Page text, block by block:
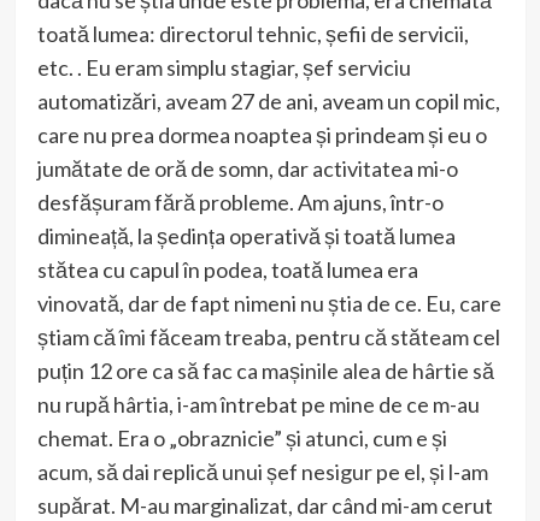
toată lumea: directorul tehnic, șefii de servicii,
etc. . Eu eram simplu stagiar, șef serviciu
automatizări, aveam 27 de ani, aveam un copil mic,
care nu prea dormea noaptea și prindeam și eu o
jumătate de oră de somn, dar activitatea mi-o
desfășuram fără probleme. Am ajuns, într-o
dimineață, la ședința operativă și toată lumea
stătea cu capul în podea, toată lumea era
vinovată, dar de fapt nimeni nu știa de ce. Eu, care
știam că îmi făceam treaba, pentru că stăteam cel
puțin 12 ore ca să fac ca mașinile alea de hârtie să
nu rupă hârtia, i-am întrebat pe mine de ce m-au
chemat. Era o „obraznicie” și atunci, cum e și
acum, să dai replică unui șef nesigur pe el, și l-am
supărat. M-au marginalizat, dar când mi-am cerut